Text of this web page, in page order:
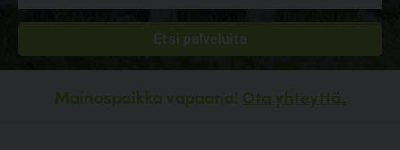
Mainospaikka vapaana! Ota yhteyttä.